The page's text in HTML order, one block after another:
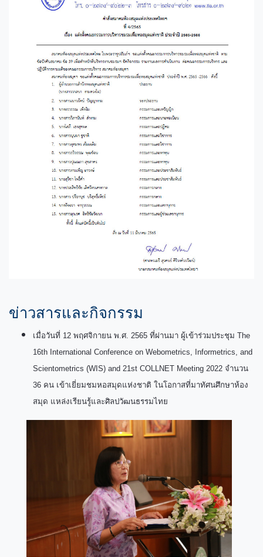
ข่าวสารและกิจกรรม
เมื่อวันที่ 12 พฤศจิกายน พ.ศ. 2565 ที่ผ่านมา ผู้เข้าร่วมประชุม The
16th International Conference on Webometrics, Informetrics, and
Scientometrics (WIS) and 21st COLLNET Meeting 2022 จำนวน
36 คน เข้าเยี่ยมชมหอสมุดแห่งชาติ ในโอกาสที่มาทัศนศึกษาห้อง
สมุด แหล่งเรียนรู้และศิลปวัฒนธรรมไทย